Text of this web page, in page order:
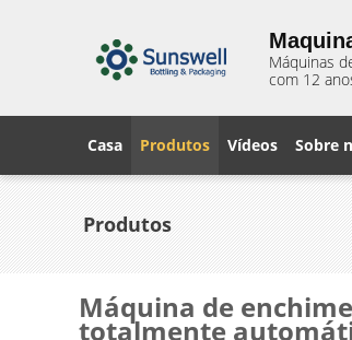
Máquinas
com 12
Casa Produtos Vídeos Sobre
Produtos
Máquina de
totalmente